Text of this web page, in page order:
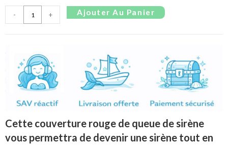
- + Ajouter Au Panier
Cette couverture rouge de queue de sirène
vous permettra de devenir une sirène tout en